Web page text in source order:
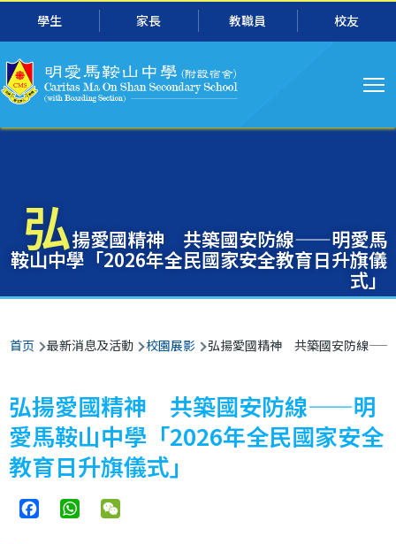
跳转到主要内容
學生 家長 教職員 校友
导
航
弘揚愛國精神 共築國安防線——明愛馬
鞍山中學「2026年全民國家安全教育日升旗儀
式」
面
包
屑
首页 最新消息及活動 校園展影 弘揚愛國精神 共築國安防線——
弘揚愛國精神 共築國安防線——明
愛馬鞍山中學「2026年全民國家安全
教育日升旗儀式」
FacebookWhatsApp